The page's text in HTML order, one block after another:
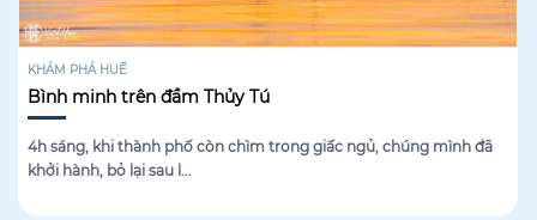
KHÁM PHÁ HUẾ
Bình minh trên đầm Thủy Tú
4h sáng, khi thành phố còn chìm trong giấc ngủ, chúng mình đã
khởi hành, bỏ lại sau l...